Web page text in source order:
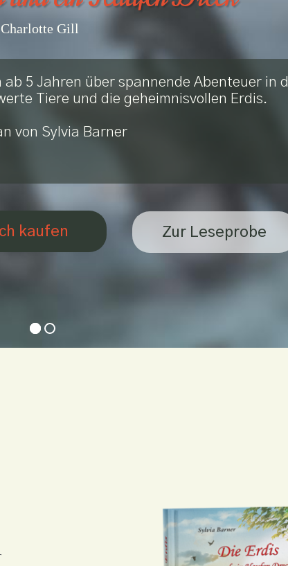
Gill
Zur Leseprobe
kaufen
ab 5 Jahren über spannende Abenteuer in
Tiere und die geheimnisvollen Erdis.
von Sylvia Barner